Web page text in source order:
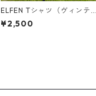
ELFEN Tシャツ（ヴィンテー
ジ風）アシッドブルー
¥2,500